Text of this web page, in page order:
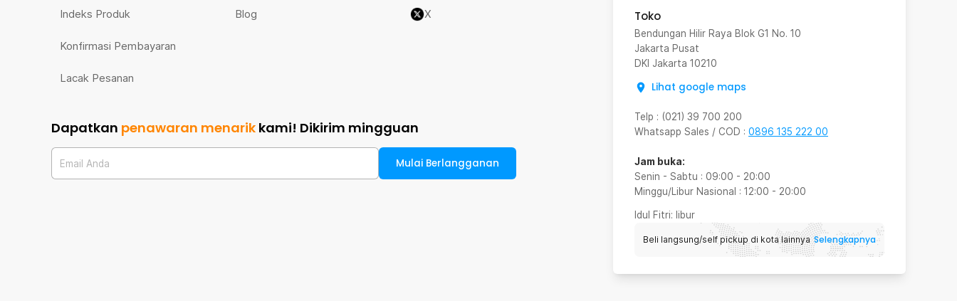
Toko
Bendungan Hilir Raya Blok G1 No. 10
Jakarta Pusat
DKI Jakarta 10210
Lihat google maps
Telp : (021) 39 700 200
Whatsapp Sales / COD : 0896 135 222 00
Jam buka:
Senin - Sabtu : 09:00 - 20:00
Minggu/Libur Nasional : 12:00 - 20:00
Idul Fitri: libur
Beli langsung/self pickup di kota lainnya Selengkapnya
Indeks Produk
Konfirmasi Pembayaran
Lacak Pesanan
Blog X
Dapatkan penawaran menarik kami! Dikirim mingguan
Email Anda Mulai Berlangganan